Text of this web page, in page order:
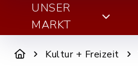
UNSER
MARKT
Kultur + Freizeit